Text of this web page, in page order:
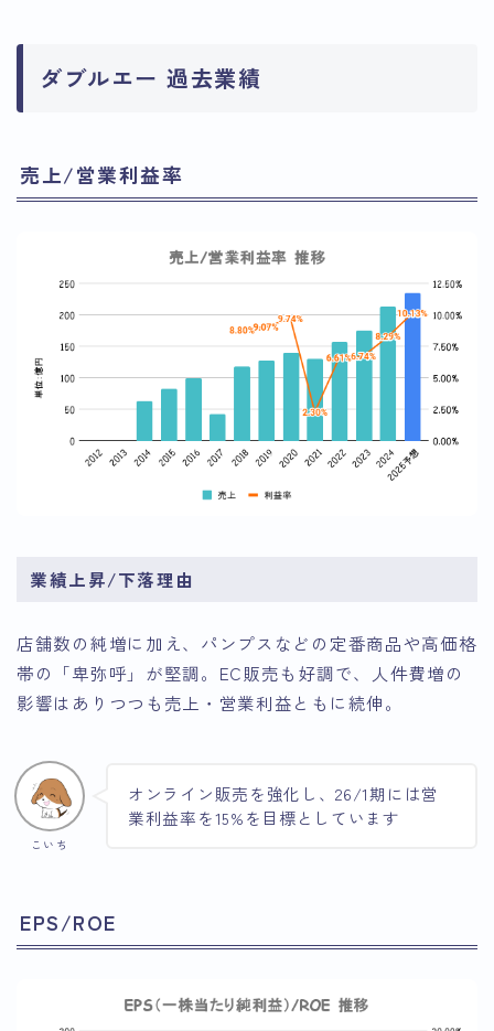
ダブルエー 過去業績
売上/営業利益率
業績上昇/下落理由
店舗数の純増に加え、パンプスなどの定番商品や高価格
帯の「卑弥呼」が堅調。EC販売も好調で、人件費増の
影響はありつつも売上・営業利益ともに続伸。
こいち
オンライン販売を強化し、26/1期には営
業利益率を15%を目標としています
EPS/ROE